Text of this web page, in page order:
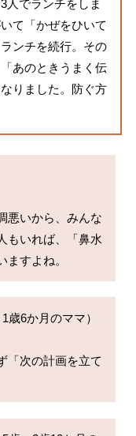
人でランチをしま
て「かぜをひいて
ンチを続行。その
あのときうまく伝
りました。防ぐ方
悪いから、みんな
もいれば、「鼻水
歳6か月のママ）
「次の計画を立て